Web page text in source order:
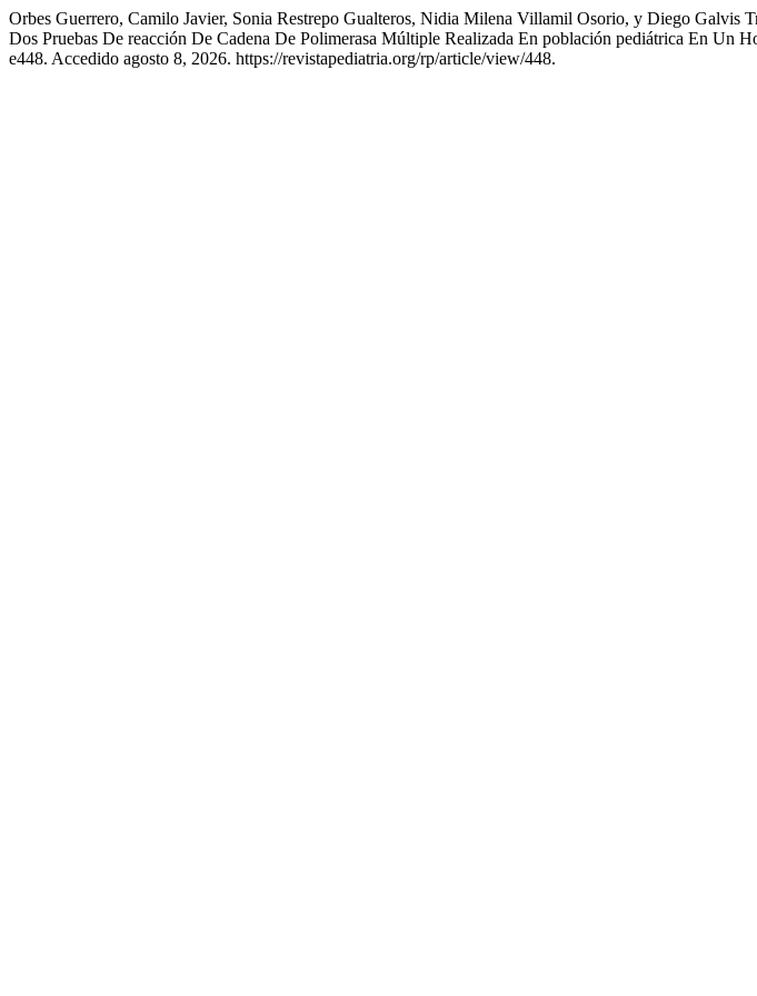
Orbes Guerrero, Camilo Javier, Sonia Restrepo Gualteros, Nidia Milena Villamil Osorio, y Diego Galvis
Dos Pruebas De reacción De Cadena De Polimerasa Múltiple Realizada En población pediátrica En Un
e448. Accedido agosto 8, 2026. https://revistapediatria.org/rp/article/view/448.